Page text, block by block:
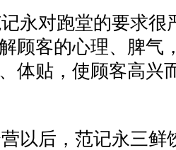
永对跑堂的要求很
顾客的心理、脾气
体贴，使顾客高兴
以后，范记永三